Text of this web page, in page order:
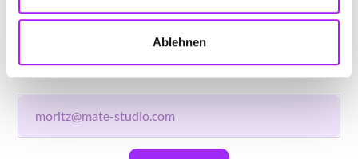
Ablehnen
letzten Monats und einen Blick hinter die Kulissen
unseres Produkts und Teams.